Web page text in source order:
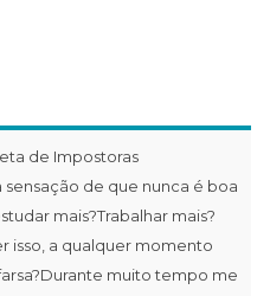
de Impostoras
de que nunca é boa
mais?Trabalhar mais?
isso, a qualquer momento
muito tempo me